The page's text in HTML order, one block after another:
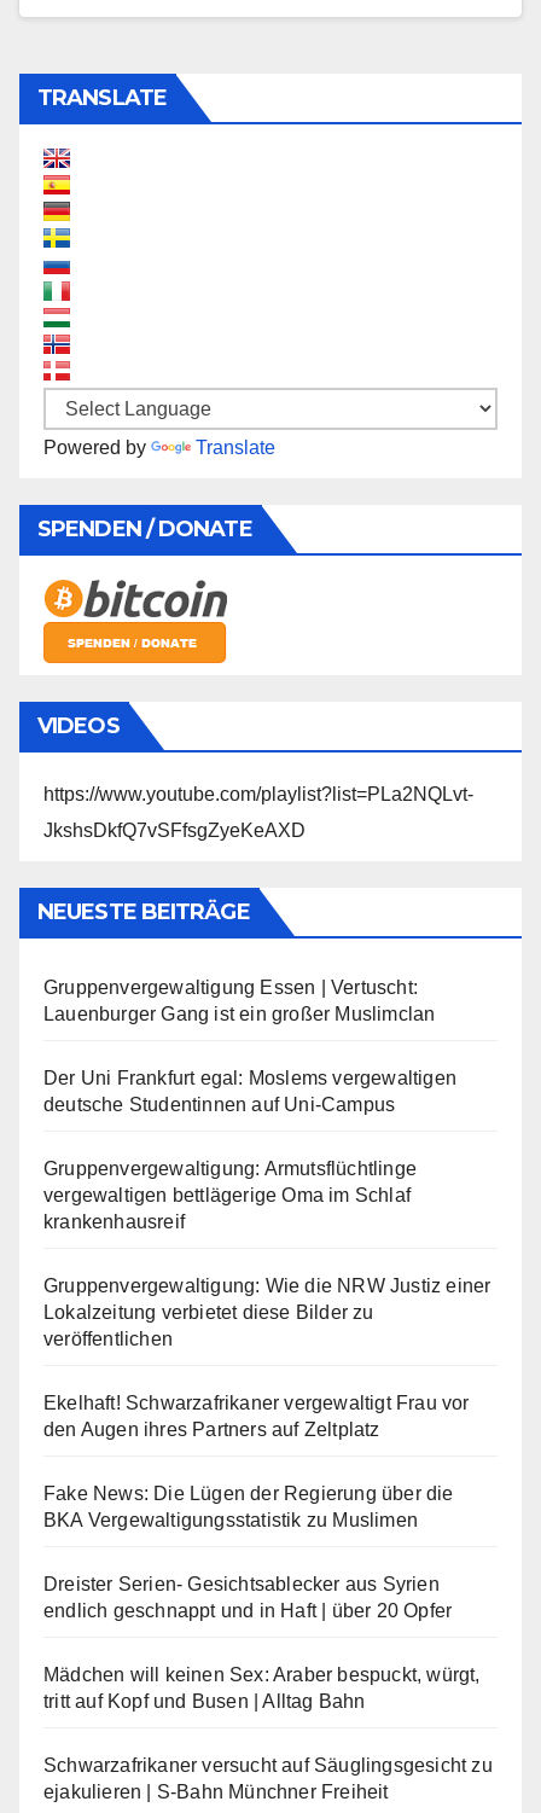
TRANSLATE
Powered by Translate
SPENDEN / DONATE
VIDEOS
https://www.youtube.com/playlist?list=PLa2NQLvt-
JkshsDkfQ7vSFfsgZyeKeAXD
NEUESTE BEITRÄGE
Gruppenvergewaltigung Essen | Vertuscht:
Lauenburger Gang ist ein großer Muslimclan
Der Uni Frankfurt egal: Moslems vergewaltigen
deutsche Studentinnen auf Uni-Campus
Gruppenvergewaltigung: Armutsflüchtlinge
vergewaltigen bettlägerige Oma im Schlaf
krankenhausreif
Gruppenvergewaltigung: Wie die NRW Justiz einer
Lokalzeitung verbietet diese Bilder zu
veröffentlichen
Ekelhaft! Schwarzafrikaner vergewaltigt Frau vor
den Augen ihres Partners auf Zeltplatz
Fake News: Die Lügen der Regierung über die
BKA Vergewaltigungsstatistik zu Muslimen
Dreister Serien- Gesichtsablecker aus Syrien
endlich geschnappt und in Haft | über 20 Opfer
Mädchen will keinen Sex: Araber bespuckt, würgt,
tritt auf Kopf und Busen | Alltag Bahn
Schwarzafrikaner versucht auf Säuglingsgesicht zu
ejakulieren | S-Bahn Münchner Freiheit